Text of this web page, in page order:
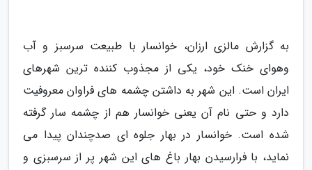
به گزارش مالزی ارزان، خوانسار با طبیعت سرسبز و آب
وهوای خنک خود، یکی از مجذوب کننده ترین شهرهای
ایران است. این شهر به داشتن چشمه های فراوان معروفیت
دارد و حتی نام آن یعنی خوانسار هم از چشمه سار گرفته
شده است. خوانسار در بهار جلوه ای صدچندان پیدا می
نماید، با فرارسیدن بهار باغ های این شهر پر از سرسبزی و